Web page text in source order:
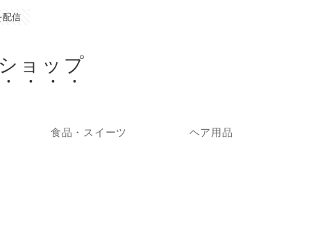
配信
ョップ
食品・スイーツ ヘア用品